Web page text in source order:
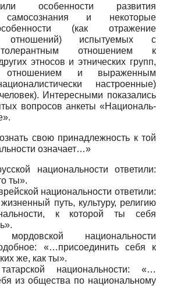
особенности развития
самосознания и некоторые
(как отражение
отноше­ний) испытуемых с
отношением к
этносов и этнических групп,
отношением и выражен­ным
настроенные)
Интересными показались
вопросов анкеты «Националь­
свою принадлежность к той
означает…»
национальности ответили:
ты».
национальности ответили:
путь, культуру, религию
к которой ты себя
национальности
«…присоединить себя к
же, как ты».
национальности: «…
из общества по национальному